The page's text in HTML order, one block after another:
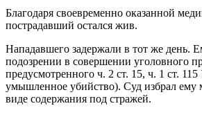
Благодаря своевременно оказанной
пострадавший остался жив.
Нападавшего задержали в тот же день.
подозрении в совершении уголовного
предусмотренного ч. 2 ст. 15, ч. 1 ст.
умышленное убийство). Суд избрал ему
виде содержания под стражей.